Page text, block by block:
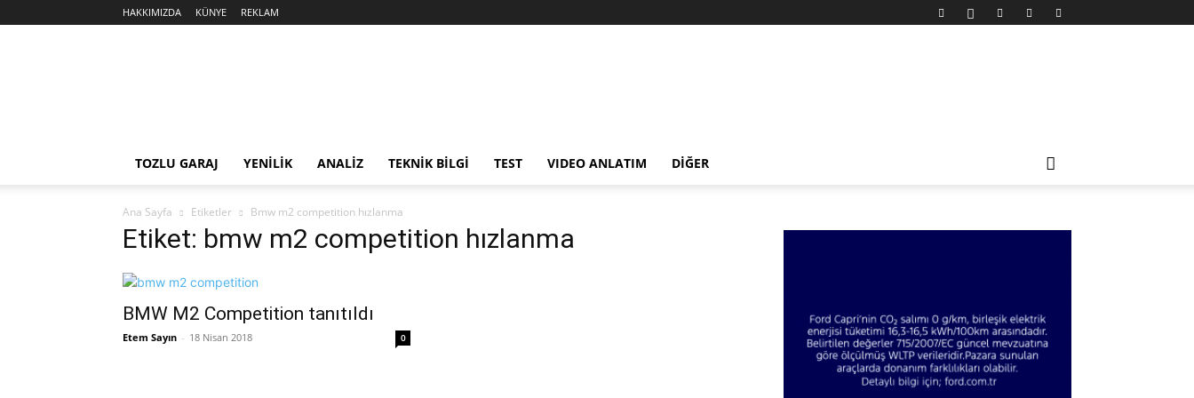
HAKKIMIZDA KÜNYE REKLAM
TOZLU GARAJ YENİLİK ANALİZ TEKNİK BİLGİ TEST VIDEO ANLATIM DİĞER
Ana Sayfa Etiketler Bmw m2 competition hızlanma
Etiket: bmw m2 competition hızlanma
BMW M2 Competition tanıtıldı
Etem Sayın - 18 Nisan 2018 0